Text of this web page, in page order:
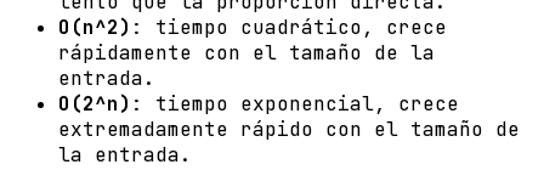
O(n^2) : tiempo cuadrático, crece
rápidamente con el tamaño de la
entrada.
O(2^n) : tiempo exponencial, crece
extremadamente rápido con el tamaño de
la entrada.